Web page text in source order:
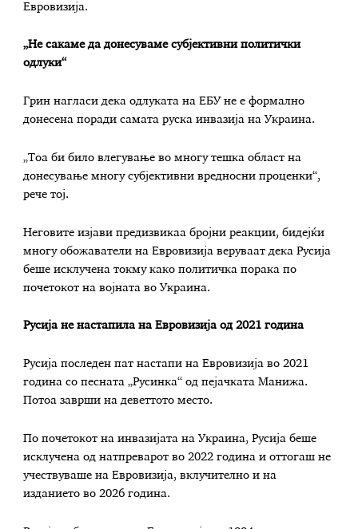
Евровизија.
„Не сакаме да донесуваме субјективни политички
одлуки“
Грин нагласи дека одлуката на ЕБУ не е формално
донесена поради самата руска инвазија на Украина.
„Тоа би било влегување во многу тешка област на
донесување многу субјективни вредносни проценки“,
рече тој.
Неговите изјави предизвикаа бројни реакции, бидејќи
многу обожаватели на Евровизија веруваат дека Русија
беше исклучена токму како политичка порака по
почетокот на војната во Украина.
Русија не настапила на Евровизија од 2021 година
Русија последен пат настапи на Евровизија во 2021
година со песната „Русинка“ од пејачката Манижа.
Потоа заврши на деветтото место.
По почетокот на инвазијата на Украина, Русија беше
исклучена од натпреварот во 2022 година и оттогаш не
учествуваше на Евровизија, вклучително и на
изданието во 2026 година.